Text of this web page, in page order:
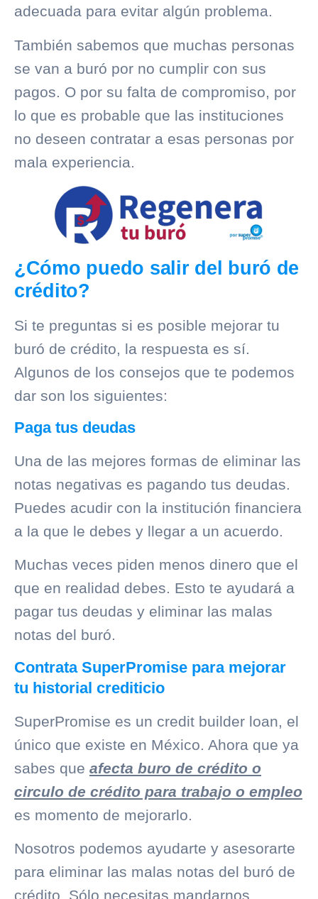
adecuada para evitar algún problema.
También sabemos que muchas personas
se van a buró por no cumplir con sus
pagos. O por su falta de compromiso, por
lo que es probable que las instituciones
no deseen contratar a esas personas por
mala experiencia.
¿Cómo puedo salir del buró de
crédito?
Si te preguntas si es posible mejorar tu
buró de crédito, la respuesta es sí.
Algunos de los consejos que te podemos
dar son los siguientes:
Paga tus deudas
Una de las mejores formas de eliminar las
notas negativas es pagando tus deudas.
Puedes acudir con la institución financiera
a la que le debes y llegar a un acuerdo.
Muchas veces piden menos dinero que el
que en realidad debes. Esto te ayudará a
pagar tus deudas y eliminar las malas
notas del buró.
Contrata SuperPromise para mejorar
tu historial crediticio
SuperPromise es un credit builder loan, el
único que existe en México. Ahora que ya
sabes que afecta buro de crédito o
circulo de crédito para trabajo o empleo
es momento de mejorarlo.
Nosotros podemos ayudarte y asesorarte
para eliminar las malas notas del buró de
crédito . Sólo necesitas mandarnos